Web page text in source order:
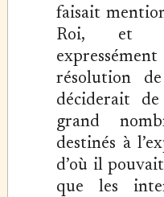
faisait
Roi, et
résolution
déciderait
grand
destinés à
d’où il
que les